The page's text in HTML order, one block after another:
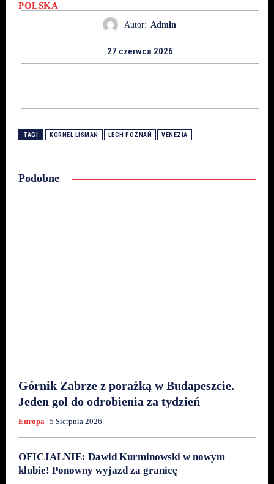
POLSKA
Autor: Admin
27 czerwca 2026
TAGI KORNEL LISMAN LECH POZNAŃ VENEZIA
Podobne
Górnik Zabrze z porażką w Budapeszcie.
Jeden gol do odrobienia za tydzień
Europa 5 Sierpnia 2026
OFICJALNIE: Dawid Kurminowski w nowym
klubie! Ponowny wyjazd za granicę